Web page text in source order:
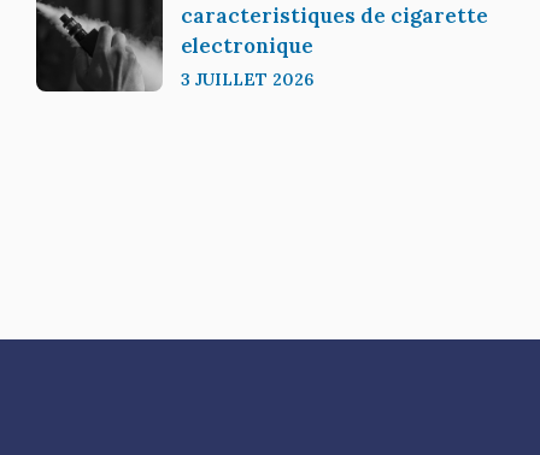
caracteristiques de cigarette
electronique
3 JUILLET 2026